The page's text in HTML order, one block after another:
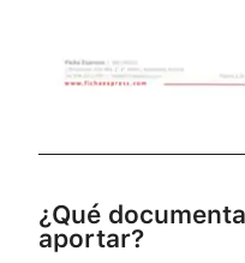
¿Qué
aportar?